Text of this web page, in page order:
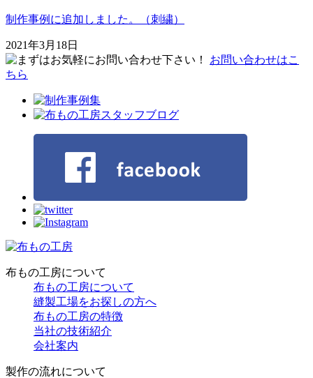
制作事例に追加しました。（刺繍）
2021年3月18日
お問い合わせはこ
ちら
布もの工房について
布もの工房について
縫製工場をお探しの方へ
布もの工房の特徴
当社の技術紹介
会社案内
製作の流れについて